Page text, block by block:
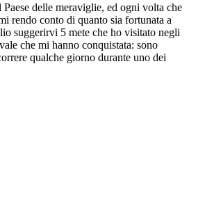
delle meraviglie, ed ogni volta che
rendo conto di quanto sia fortunata a
suggerirvi 5 mete che ho visitato negli
che mi hanno conquistata: sono
qualche giorno durante uno dei